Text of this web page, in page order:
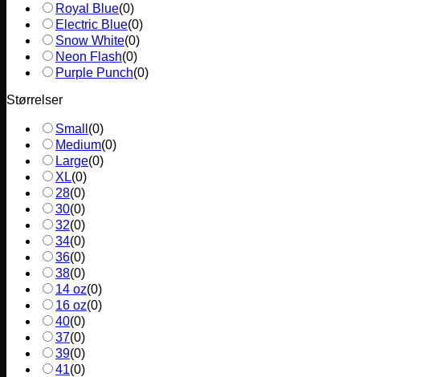
Royal Blue(0)
Electric Blue(0)
Snow White(0)
Neon Flash(0)
Purple Punch(0)
Størrelser
Small (0)
Medium(0)
Large(0)
XL(0)
28(0)
30(0)
32(0)
34(0)
36(0)
38(0)
14 oz(0)
16 oz(0)
40(0)
37(0)
39(0)
41(0)